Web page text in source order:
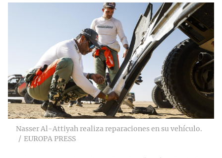
Nani Roma y Carlos
Sainz revolucionan
Nasser Al-Attiyah realiza reparaciones en su vehículo.
EUROPA PRESS